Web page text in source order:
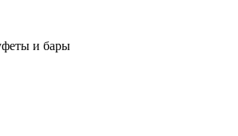
и бары